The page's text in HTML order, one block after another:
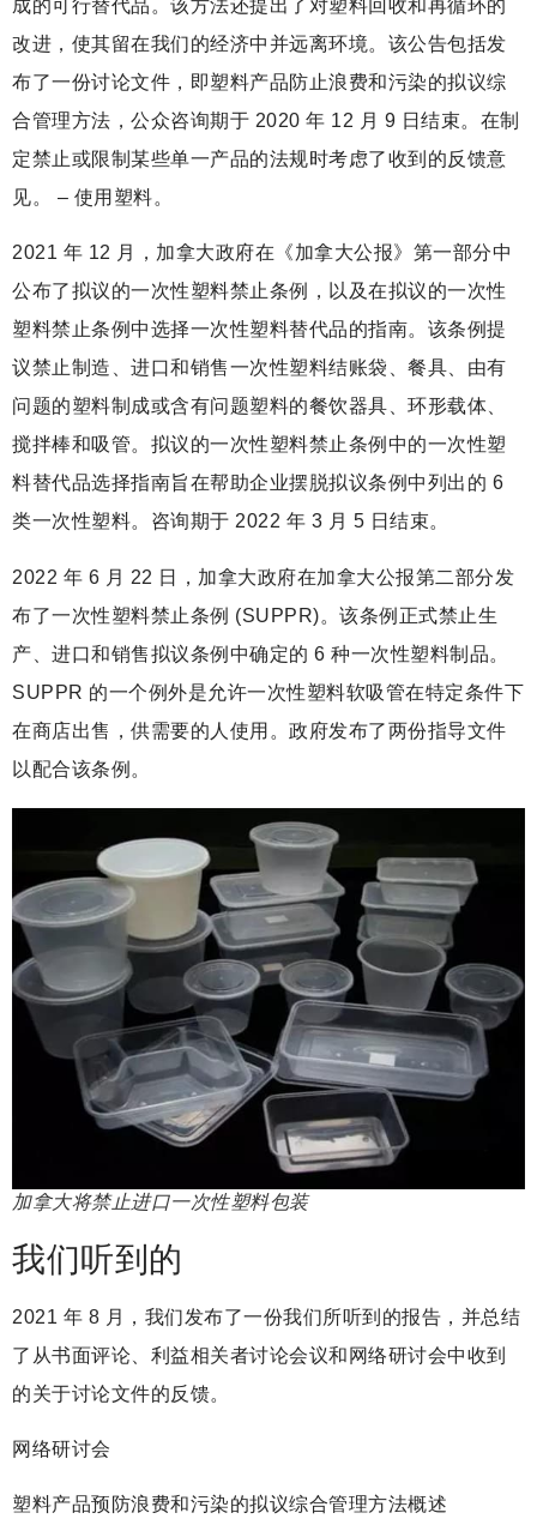
成的可行替代品。该方法还提出了对塑料回收和再循环的
改进，使其留在我们的经济中并远离环境。该公告包括发
布了一份讨论文件，即塑料产品防止浪费和污染的拟议综
合管理方法，公众咨询期于 2020 年 12 月 9 日结束。在制
定禁止或限制某些单一产品的法规时考虑了收到的反馈意
见。 – 使用塑料。
2021 年 12 月，加拿大政府在《加拿大公报》第一部分中
公布了拟议的一次性塑料禁止条例，以及在拟议的一次性
塑料禁止条例中选择一次性塑料替代品的指南。该条例提
议禁止制造、进口和销售一次性塑料结账袋、餐具、由有
问题的塑料制成或含有问题塑料的餐饮器具、环形载体、
搅拌棒和吸管。拟议的一次性塑料禁止条例中的一次性塑
料替代品选择指南旨在帮助企业摆脱拟议条例中列出的 6
类一次性塑料。咨询期于 2022 年 3 月 5 日结束。
2022 年 6 月 22 日，加拿大政府在加拿大公报第二部分发
布了一次性塑料禁止条例 (SUPPR)。该条例正式禁止生
产、进口和销售拟议条例中确定的 6 种一次性塑料制品。
SUPPR 的一个例外是允许一次性塑料软吸管在特定条件下
在商店出售，供需要的人使用。政府发布了两份指导文件
以配合该条例。
加拿大将禁止进口一次性塑料包装
我们听到的
2021 年 8 月，我们发布了一份我们所听到的报告，并总结
了从书面评论、利益相关者讨论会议和网络研讨会中收到
的关于讨论文件的反馈。
网络研讨会
塑料产品预防浪费和污染的拟议综合管理方法概述